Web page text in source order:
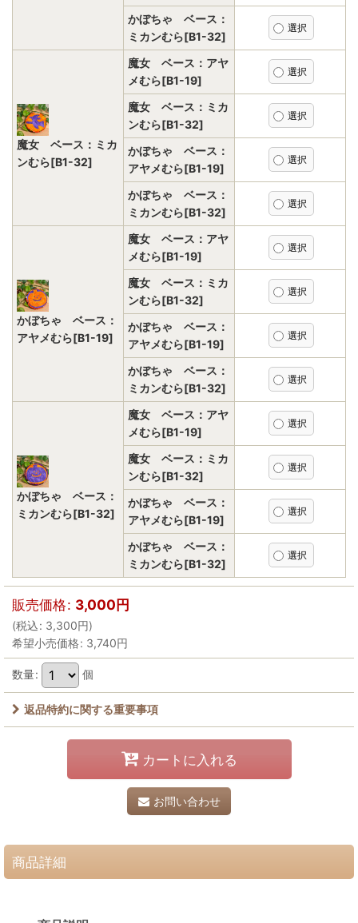
かぼちゃ ベース：
ミカンむら[B1-32]
魔女 ベース：ミカ
ンむら[B1-32]
魔女 ベース：アヤ
メむら[B1-19]
魔女 ベース：ミカ
ンむら[B1-32]
かぼちゃ ベース：
アヤメむら[B1-19]
かぼちゃ ベース：
ミカンむら[B1-32]
かぼちゃ ベース：
アヤメむら[B1-19]
魔女 ベース：アヤ
メむら[B1-19]
魔女 ベース：ミカ
ンむら[B1-32]
かぼちゃ ベース：
アヤメむら[B1-19]
かぼちゃ ベース：
ミカンむら[B1-32]
かぼちゃ ベース：
ミカンむら[B1-32]
魔女 ベース：アヤ
メむら[B1-19]
魔女 ベース：ミカ
ンむら[B1-32]
かぼちゃ ベース：
アヤメむら[B1-19]
かぼちゃ ベース：
ミカンむら[B1-32]
販売価格: 3,000円
(税込: 3,300円)
希望小売価格: 3,740円
数量: 個
返品特約に関する重要事項
カートに入れる
お問い合わせ
商品詳細